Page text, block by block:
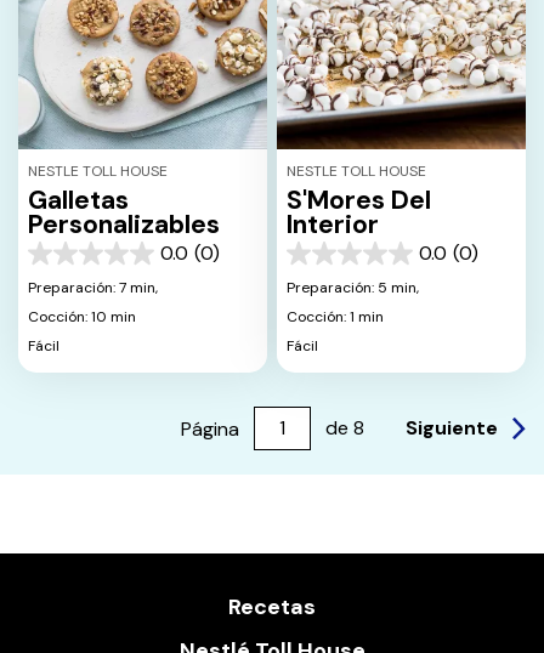
NESTLE TOLL HOUSE
Galletas
Personalizables
0.0 (0)
0.0
de
estrellas.
Preparación: 7 min,
Cocción: 10 min
Fácil
NESTLE TOLL HOUSE
S'Mores Del
Interior
0.0 (0)
0.0
de
estrellas.
Preparación: 5 min,
Cocción: 1 min
Fácil
Página de 8 Siguiente
Recetas